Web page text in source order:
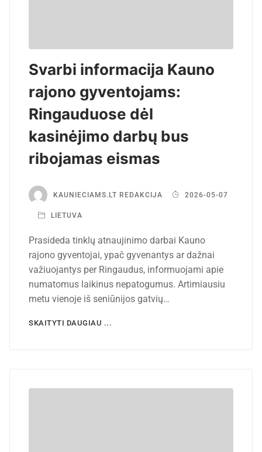
Svarbi informacija Kauno
rajono gyventojams:
Ringauduose dėl
kasinėjimo darbų bus
ribojamas eismas
KAUNIECIAMS.LT REDAKCIJA 2026-05-07
LIETUVA
Prasideda tinklų atnaujinimo darbai Kauno
rajono gyventojai, ypač gyvenantys ar dažnai
važiuojantys per Ringaudus, informuojami apie
numatomus laikinus nepatogumus. Artimiausiu
metu vienoje iš seniūnijos gatvių…
SKAITYTI DAUGIAU ...